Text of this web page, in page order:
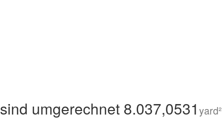
sind umgerechnet 8.037,0531 yard²